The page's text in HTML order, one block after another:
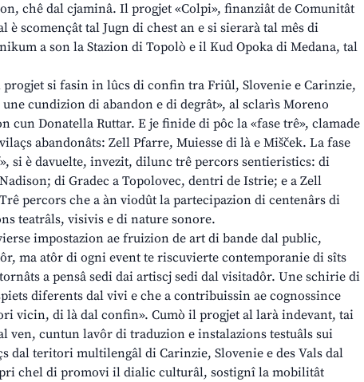
chê dal cjaminâ. Il progjet «Colpi», finanziât de Comunitât
è scomençât tal Jugn di chest an e si sierarà tal mês di
a son la Stazion di Topolò e il Kud Opoka di Medana, tal
si fasin in lûcs di confin tra Friûl, Slovenie e Carinzie,
cundizion di abandon e di degrât», al sclarìs Moreno
cun Donatella Ruttar. E je finide di pôc la «fase trê», clamade
abandonâts: Zell Pfarre, Muiesse di là e Mišček. La fase
si è davuelte, invezit, dilunc trê percors sentieristics: di
di Gradec a Topolovec, dentri de Istrie; e a Zell
percors che a àn viodût la partecipazion di centenârs di
teatrâls, visivis e di nature sonore.
impostazion ae fruizion de art di bande dal public,
ma atôr di ogni event te riscuvierte contemporanie di sîts
a pensâ sedi dai artiscj sedi dal visitadôr. Une schirie di
diferents dal vivi e che a contribuissin ae cognossince
vicin, di là dal confin». Cumò il progjet al larà indevant, tai
ven, cuntun lavôr di traduzion e instalazions testuâls sui
dal teritori multilengâl di Carinzie, Slovenie e des Vals dal
chel di promovi il dialic culturâl, sostignî la mobilitât